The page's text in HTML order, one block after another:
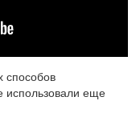
способов
использовали еще